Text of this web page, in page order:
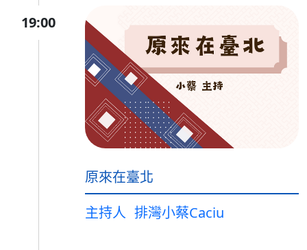
19:00
原來在臺北
主持人 排灣小蔡Caciu